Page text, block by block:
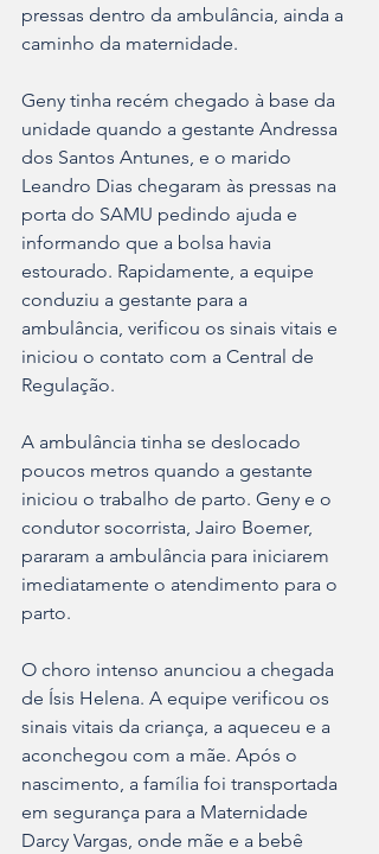
pressas dentro da ambulância, ainda a
caminho da maternidade.
Geny tinha recém chegado à base da
unidade quando a gestante Andressa
dos Santos Antunes, e o marido
Leandro Dias chegaram às pressas na
porta do SAMU pedindo ajuda e
informando que a bolsa havia
estourado. Rapidamente, a equipe
conduziu a gestante para a
ambulância, verificou os sinais vitais e
iniciou o contato com a Central de
Regulação.
A ambulância tinha se deslocado
poucos metros quando a gestante
iniciou o trabalho de parto. Geny e o
condutor socorrista, Jairo Boemer,
pararam a ambulância para iniciarem
imediatamente o atendimento para o
parto.
O choro intenso anunciou a chegada
de Ísis Helena. A equipe verificou os
sinais vitais da criança, a aqueceu e a
aconchegou com a mãe. Após o
nascimento, a família foi transportada
em segurança para a Maternidade
Darcy Vargas, onde mãe e a bebê